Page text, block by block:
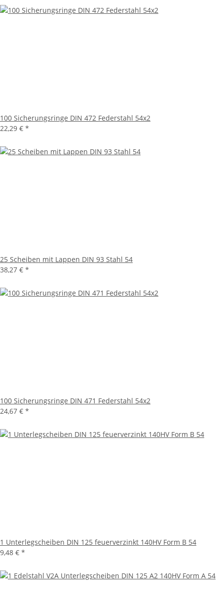
100 Sicherungsringe DIN 472 Federstahl 54x2
22,29 € *
25 Scheiben mit Lappen DIN 93 Stahl 54
38,27 € *
100 Sicherungsringe DIN 471 Federstahl 54x2
24,67 € *
1 Unterlegscheiben DIN 125 feuerverzinkt 140HV Form B 54
9,48 € *